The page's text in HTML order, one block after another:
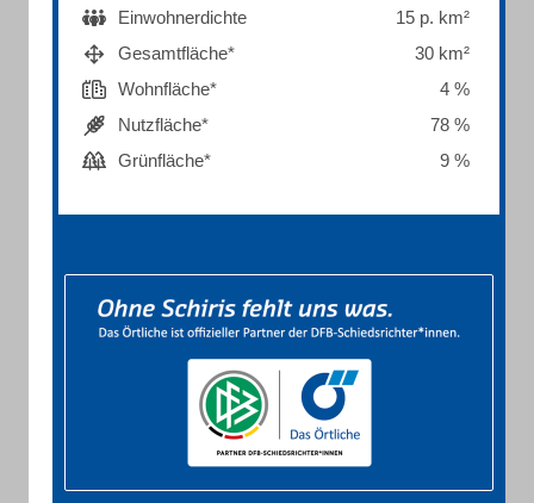
Einwohnerdichte
15 p. km²
Gesamtfläche*
30 km²
Wohnfläche*
4 %
Nutzfläche*
78 %
Grünfläche*
9 %